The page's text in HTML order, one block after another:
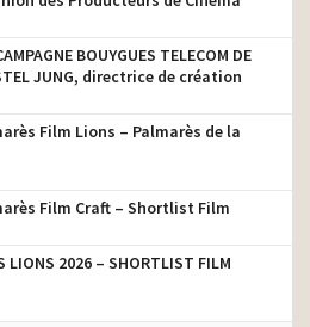
BOUYGUES TELECOM DE
JUNG, directrice de création
Film Lions – Palmarès de la
Film Craft – Shortlist Film
LIONS 2026 – SHORTLIST FILM